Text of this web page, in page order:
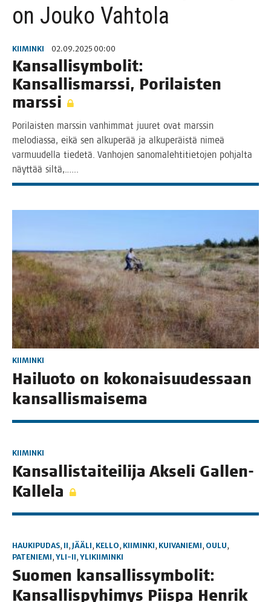
on Jouko Vahtola
KIIMINKI 02.09.2025 00:00
Kan­sal­li­sym­bo­lit:
Kan­sal­lis­mars­si, Pori­lais­ten
marssi
Pori­lais­ten mars­sin van­him­mat juu­ret ovat mars­sin
melo­dias­sa, eikä sen alku­pe­rää ja alku­pe­räis­tä nimeä
var­muu­del­la tie­de­tä. Van­ho­jen sano­ma­leh­ti­tie­to­jen poh­jal­ta
näyt­tää siltä,.…..
KIIMINKI
Hai­luo­to on koko­nai­suu­des­saan
kansallismaisema
KIIMINKI
Kan­sal­lis­tai­tei­li­ja Akse­li Gallen-
Kallela
HAUKIPUDAS, II, JÄÄLI, KELLO, KIIMINKI, KUIVANIEMI, OULU,
PATENIEMI, YLI-II, YLIKIIMINKI
Suo­men kan­sal­lis­sym­bo­lit:
Kan­sal­lis­py­hi­mys Piis­pa Henrik